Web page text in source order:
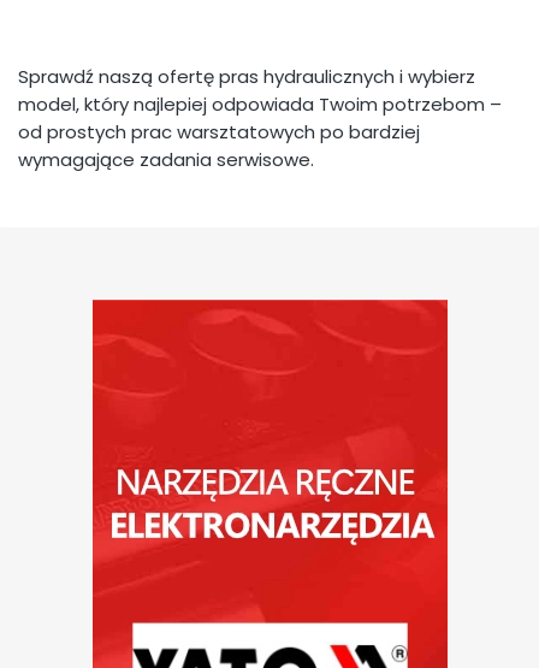
Sprawdź naszą ofertę pras hydraulicznych i wybierz
model, który najlepiej odpowiada Twoim potrzebom –
od prostych prac warsztatowych po bardziej
wymagające zadania serwisowe.